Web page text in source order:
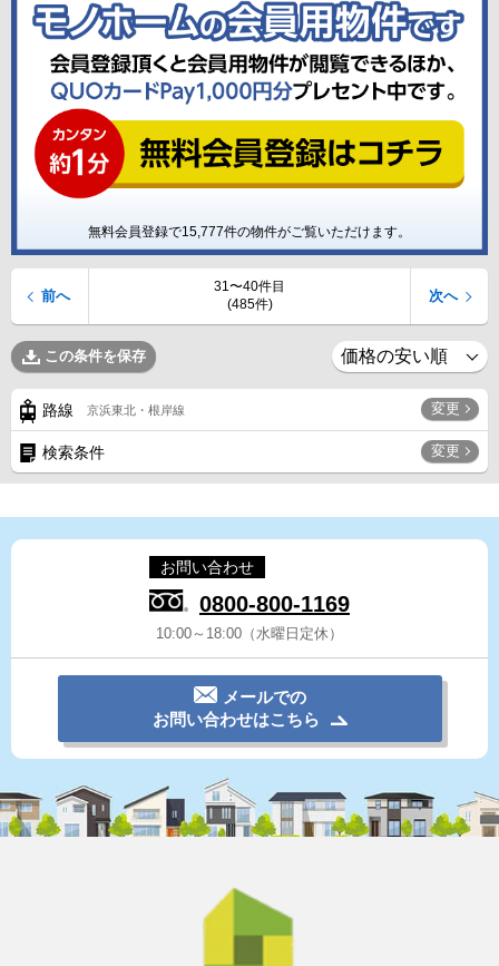
無料会員登録で15,777件の物件がご覧いただけます。
31〜40件目
(485件)
前へ 次へ
この条件を保存
路線 京浜東北・根岸線 変更
検索条件 変更
お問い合わせ
0800-800-1169
10:00～18:00（水曜日定休）
メールでの
お問い合わせはこちら